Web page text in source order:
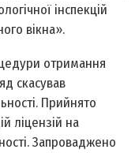
інспекцій
вікна».
отримання
скасував
Прийнято
ліцензій на
Запроваджено